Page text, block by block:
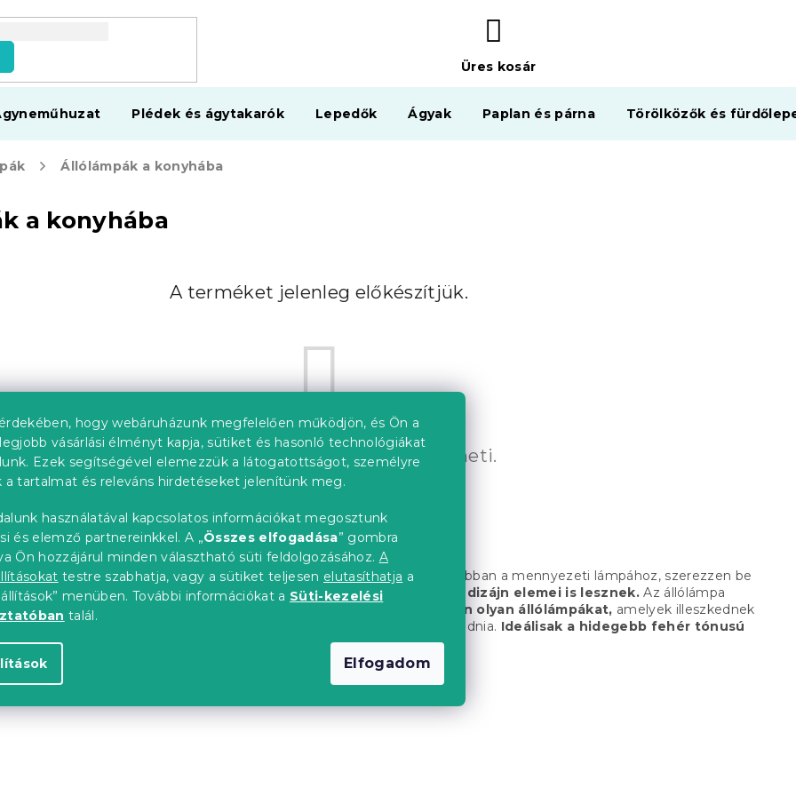
hogy webáruházunk megfelelően működjön, és Ön a
vásárlási élményt kapja, sütiket és hasonló technológiákat
Ezek segítségével elemezzük a látogatottságot, személyre
a tartalmat és releváns hirdetéseket jelenítünk meg.
használatával kapcsolatos információkat megosztunk
és elemző partnereinkkel. A „Összes elfogadása” gombra
Ön hozzájárul minden választható süti feldolgozásához. A
testre szabhatja, vagy a sütiket teljesen elutasíthatja a
menüben. További információkat a Süti-kezelési
talál.
Elfogadom
KOSÁR
Üres kosár
Plédek és ágytakarók Lepedők Ágyak Paplan és párna Törölközők és
Állólámpák a konyhába
a konyhába
A terméket jelenleg előkészítjük.
De a többi kategóriát is megtekintheti.
VÁSÁRLÁS FOLYTATÁSA
tartania,hogy kevés a fény a konyhában. A fő forráshoz, leggyakrabban a mennyezeti lámpához, szerezzen be
lámpa formájában. A konyhai állólámpák praktikus, de a szoba dizájn elemei is lesznek. Az állólámpa
munkaterületet, az étkezőasztalt és a konyha sötét sarkát.
Válasszon olyan állólámpákat, amelyek illeszkednek
Még a merészebb formák és színek miatt sem kell aggódnia. Ideálisak a hidegebb fehér tónusú